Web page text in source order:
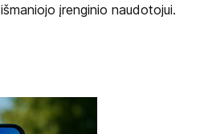
įrenginio naudotojui.